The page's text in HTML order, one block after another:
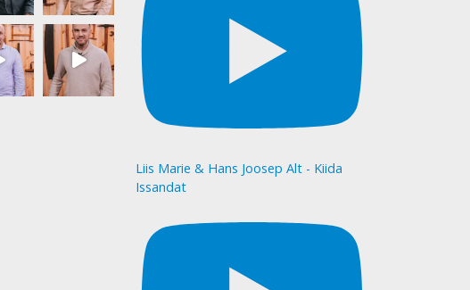
Liis Marie & Hans Joosep Alt - Kiida
Issandat